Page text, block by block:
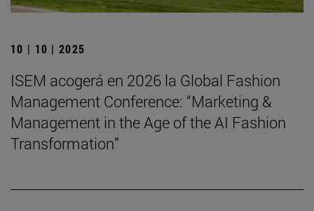
10 | 10 | 2025
ISEM acogerá en 2026 la Global Fashion
Management Conference: “Marketing &
Management in the Age of the AI Fashion
Transformation”